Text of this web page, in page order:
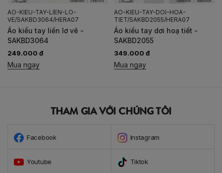
AO-KIEU-TAY-LIEN-LO-
VE/SAKBD3064/HERA07
Áo kiểu tay liền lơ vê -
SAKBD3064
249.000 đ
Mua ngay
AO-KIEU-TAY-DOI-HOA-
TIET/SAKBD2055/HERA07
Áo kiểu tay dơi hoạ tiết -
SAKBD2055
349.000 đ
Mua ngay
THAM GIA VỚI CHÚNG TÔI
Facebook Instagram
Youtube Tiktok